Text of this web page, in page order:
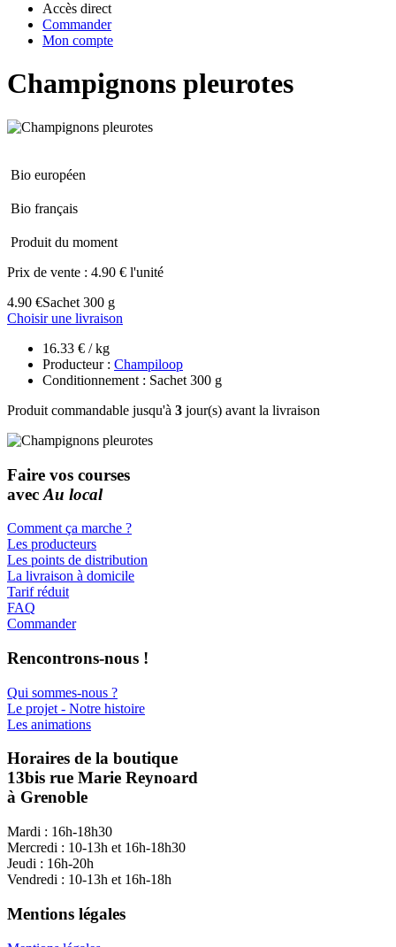
Accès direct
Commander
Mon compte
Champignons pleurotes
Bio européen
Bio français
Produit du moment
Prix de vente : 4.90 € l'unité
4.90 €Sachet 300 g
Choisir une livraison
16.33 € / kg
Producteur : Champiloop
Conditionnement : Sachet 300 g
Produit commandable jusqu'à 3 jour(s) avant la livraison
Faire vos courses
avec Au local
Comment ça marche ?
Les producteurs
Les points de distribution
La livraison à domicile
Tarif réduit
FAQ
Commander
Rencontrons-nous !
Qui sommes-nous ?
Le projet - Notre histoire
Les animations
Horaires de la boutique
13bis rue Marie Reynoard
à Grenoble
Mardi : 16h-18h30
Mercredi : 10-13h et 16h-18h30
Jeudi : 16h-20h
Vendredi : 10-13h et 16h-18h
Mentions légales